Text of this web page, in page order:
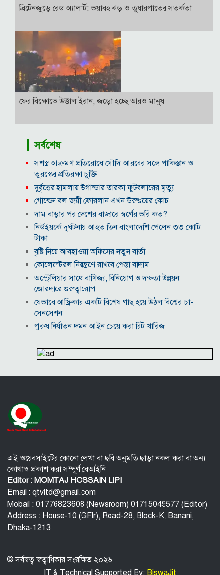
ব্রিটেনজুড়ে রেড অ্যালার্ট: ভয়াবহ ঝড় ও তুষারপাতের সতর্কতা
ফের বিক্ষোভে উত্তাল ইরান, জড়ো হচ্ছে আরও মানুষ
▎সর্বশেষ
সশস্ত্র আক্রমণ প্রতিরোধে সৌদি আরবের সঙ্গে পাকিস্তান ও
তুরস্কের প্রতিরক্ষা চুক্তি
দুর্বৃত্তের হামলায় উগান্ডার তারকা ফুটবলারের মৃত্যু
গোল্ডেন বল জয়ী ফোরলান এখন উরুগুয়ের কোচ
দাম বাড়ার পর দেশের বাজারে স্বর্ণের ভরি কত?
নিউইয়র্কে দুর্ঘটনায় আহত তিন বাংলাদেশি পেলেন ৩৩ কোটি
টাকা
বৃষ্টি নিয়ে আবহাওয়া অফিসের নতুন বার্তা
কোলেস্টেরল নিয়ন্ত্রণে রাখবে পেস্তা বাদাম
অস্ট্রেলিয়ার সাথে বাণিজ্য, বিনিয়োগ ও দক্ষতা উন্নয়ন
জোরদারে গুরুত্বারোপ
যেভাবে আফ্রিকার একটি বিশেষ গাছ হয়ে উঠল বিশ্বের চা-
সেনসেশন
পুরুষ নির্যাতন দমন আইন চেয়ে করা রিট খারিজ
তল্লাশি
চৌম্বক রহস্য
কোটি টাকার মৃত্যু ভাতার লোভে সেনাদের বিয়ে, সামনে
এলো চাঞ্চল্যকর অভিযোগ
এই ওয়েবসাইটের কোনো লেখা বা ছবি অনুমতি ছাড়া নকল করা বা অন্য
কোথাও প্রকাশ করা সম্পূর্ণ বেআইনি
Editor : MOMTAJ HOSSAIN LIPI
Email : qtvltd@gmail.com
Mobail : 01776823608 (Newsroom) 01715049577 (Editor)
Address : House-10 (GFlr), Road-28, Block-K, Banani,
Dhaka-1213
© সর্বস্বত্ব স্বত্বাধিকার সংরক্ষিত ২০২৬
IT & Technical Supported By: BiswaJit